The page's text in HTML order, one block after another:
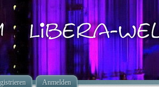
Anmelden